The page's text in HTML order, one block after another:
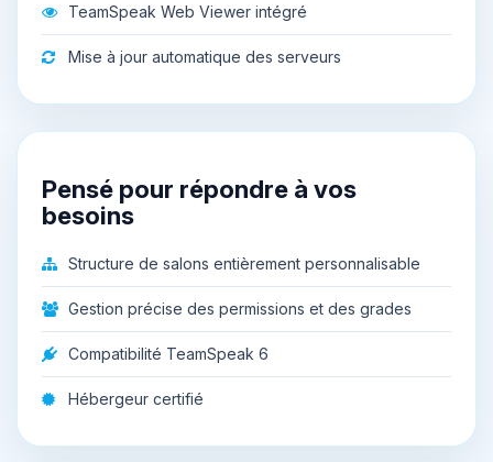
TeamSpeak Web Viewer intégré
Mise à jour automatique des serveurs
Pensé pour répondre à vos
besoins
Structure de salons entièrement personnalisable
Gestion précise des permissions et des grades
Compatibilité TeamSpeak 6
Hébergeur certifié